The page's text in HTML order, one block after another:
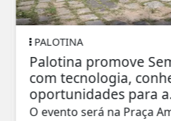
PALOTINA
Palotina promove
com tecnologia,
oportunidades para
O evento será na Praça